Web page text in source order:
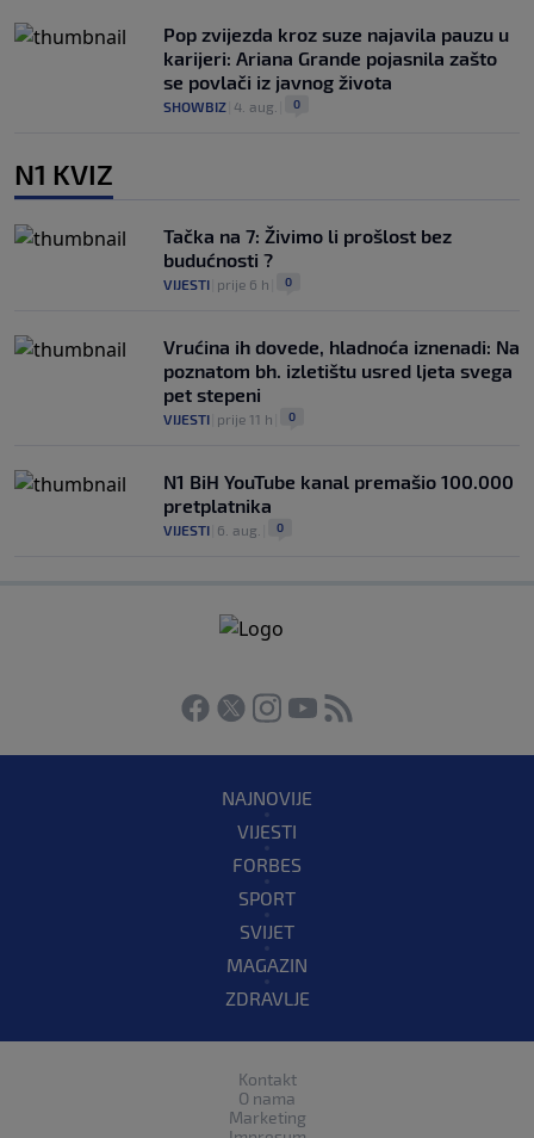
Pop zvijezda kroz suze najavila pauzu u
karijeri: Ariana Grande pojasnila zašto
se povlači iz javnog života
SHOWBIZ 4. aug. 0
N1 KVIZ
Tačka na 7: Živimo li prošlost bez
budućnosti ?
VIJESTI prije 6 h 0
Vrućina ih dovede, hladnoća iznenadi: Na
poznatom bh. izletištu usred ljeta svega
pet stepeni
VIJESTI prije 11 h 0
N1 BiH YouTube kanal premašio 100.000
pretplatnika
VIJESTI 6. aug. 0
NAJNOVIJE
VIJESTI
FORBES
SPORT
SVIJET
MAGAZIN
ZDRAVLJE
Kontakt
O nama
Marketing